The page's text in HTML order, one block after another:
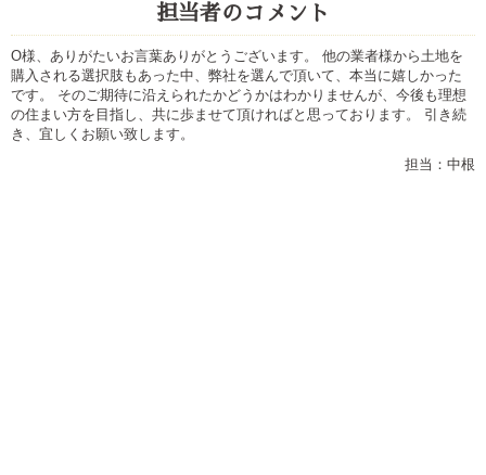
担当者のコメント
O様、ありがたいお言葉ありがとうございます。 他の業者様から土地を
購入される選択肢もあった中、弊社を選んで頂いて、本当に嬉しかった
です。 そのご期待に沿えられたかどうかはわかりませんが、今後も理想
の住まい方を目指し、共に歩ませて頂ければと思っております。 引き続
き、宜しくお願い致します。
担当：中根